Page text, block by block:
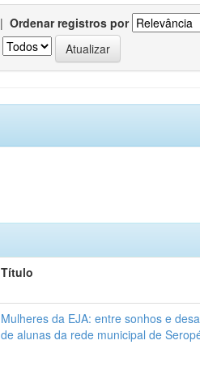
| Ordenar registros por
Título
Mulheres da EJA: entre sonhos e
de alunas da rede municipal de